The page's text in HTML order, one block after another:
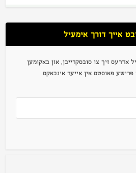
אייך דורך אימעיל
אדרעס זיך צו סובסקרייבן, און באקומען
פרישע פאוסטס אין אייער אינבאקס